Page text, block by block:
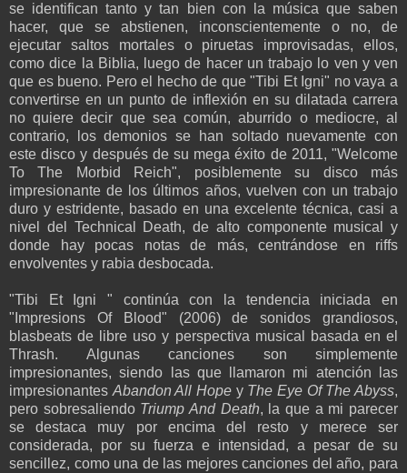
se identifican tanto y tan bien con la música que saben
hacer, que se abstienen, inconscientemente o no, de
ejecutar saltos mortales o piruetas improvisadas, ellos,
como dice la Biblia, luego de hacer un trabajo lo ven y ven
que es bueno. Pero el hecho de que "Tibi Et Igni" no vaya a
convertirse en un punto de inflexión en su dilatada carrera
no quiere decir que sea común, aburrido o mediocre, al
contrario, los demonios se han soltado nuevamente con
este disco y después de su mega éxito de 2011, "Welcome
To The Morbid Reich", posiblemente su disco más
impresionante de los últimos años, vuelven con un trabajo
duro y estridente, basado en una excelente técnica, casi a
nivel del Technical Death, de alto componente musical y
donde hay pocas notas de más, centrándose en riffs
envolventes y rabia desbocada.
"Tibi Et Igni " continúa con la tendencia iniciada en
"Impresions Of Blood" (2006) de sonidos grandiosos,
blasbeats de libre uso y perspectiva musical basada en el
Thrash. Algunas canciones son simplemente
impresionantes, siendo las que llamaron mi atención las
impresionantes Abandon All Hope y The Eye Of The Abyss,
pero sobresaliendo Triump And Death, la que a mi parecer
se destaca muy por encima del resto y merece ser
considerada, por su fuerza e intensidad, a pesar de su
sencillez, como una de las mejores canciones del año, para